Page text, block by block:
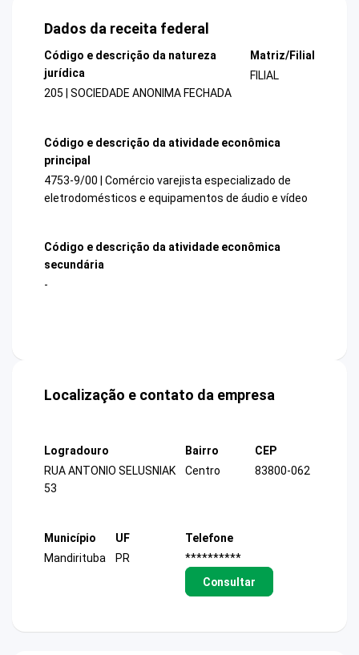
Dados da receita federal
Código e descrição da natureza
jurídica
205 | SOCIEDADE ANONIMA FECHADA
Matriz/Filial
FILIAL
Código e descrição da atividade econômica
principal
4753-9/00 | Comércio varejista especializado de
eletrodomésticos e equipamentos de áudio e vídeo
Código e descrição da atividade econômica
secundária
-
Localização e contato da empresa
Logradouro
RUA ANTONIO SELUSNIAK
53
Bairro
Centro
CEP
83800-062
Município
Mandirituba
UF
PR
Telefone
**********
Consultar